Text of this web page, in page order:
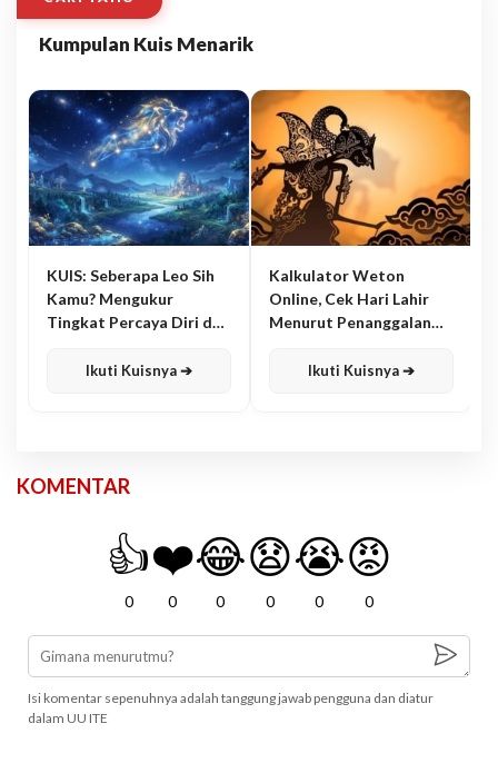
Kumpulan Kuis Menarik
KUIS: Seberapa Leo Sih
Kamu? Mengukur
Tingkat Percaya Diri dan
Ikuti Kuisnya ➔
Kalkulator Weton
Online, Cek Hari Lahir
Menurut Penanggalan
Ikuti Kuisnya ➔
KOMENTAR
👍
0
❤️
0
😂
0
😧
0
😭
0
😡
0
Isi komentar sepenuhnya adalah tanggung jawab pengguna dan diatur
dalam UU ITE